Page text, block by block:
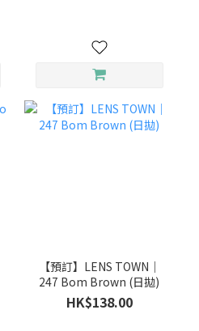
【預訂】LENS TOWN｜
247 Bom Brown (日拋)
HK$138.00